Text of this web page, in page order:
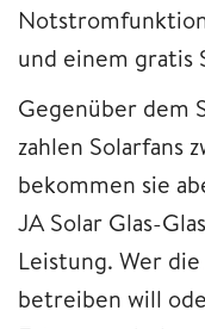
und einem gratis
Gegenüber dem
zahlen Solarfans
bekommen sie
JA Solar Glas-
Leistung. Wer
betreiben will